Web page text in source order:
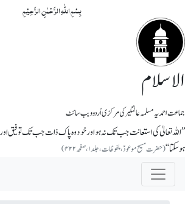
بِسۡمِ اللّٰہِ الرَّحۡمٰنِ الرَّحِیۡمِ
الاسلام
جماعت احمدیہ مسلمہ عالمگیر کی مرکزی اُردو ویب سائٹ
’’اللہ تعالیٰ کی استعانت جب تک نہ ہو اور خود وہ پاک ذات جب تک توفیق
ہوسکتا‘‘(حضرت مسیح موعودؑ، ملفوظات، جلد۱، صفحہ ۴۲۲)